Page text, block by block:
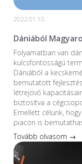
2022.01.10.
Dániából
Folyamatban van
kulcsfontosságú
Dániából a
bemutatott
létrejövő
biztosítva a
Emellett célunk,
piacon is
Tovább olvasom →